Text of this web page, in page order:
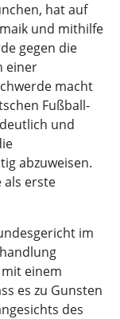
hat auf
und mithilfe
gegen die
einer
macht
Fußball-
und
abzuweisen.
als erste
im
einem
es zu Gunsten
des